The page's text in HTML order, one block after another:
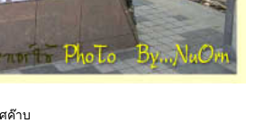
ค๊าบ